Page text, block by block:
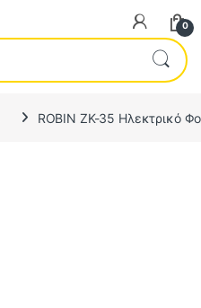
0
ROBIN ZK-35 Ηλεκτρικό